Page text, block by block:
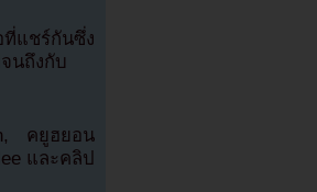
แชร์กันซึ่ง
นถึงกับ
คยูฮยอน
และคลิป